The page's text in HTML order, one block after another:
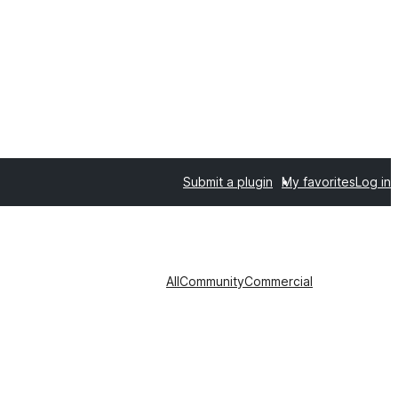
Submit a plugin My favoritesLog in
AllCommunityCommercial